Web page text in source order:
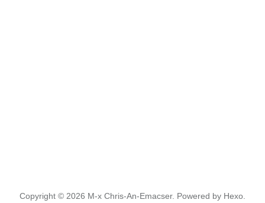
Copyright © 2026 M-x Chris-An-Emacser. Powered by Hexo.